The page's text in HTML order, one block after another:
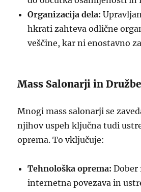
Organizacija dela:
hkrati zahteva odlične
veščine, kar ni enostavno
Mass Salonarji in
Mnogi mass salonarji se
njihov uspeh ključna tudi
oprema. To vključuje:
Tehnološka oprema:
internetna povezava in